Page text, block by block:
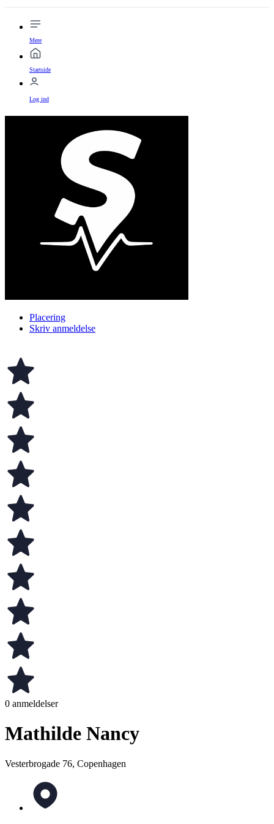
Mere
Startside
Log ind
Placering
Skriv anmeldelse
0 anmeldelser
Mathilde Nancy
Vesterbrogade 76, Copenhagen